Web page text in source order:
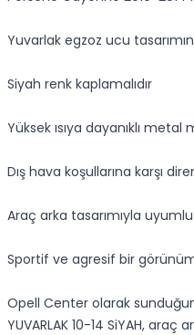
Yuvarlak egzoz ucu
Siyah renk kaplamalıdır
Yüksek ısıya dayanıklı
Dış hava koşullarına karşı
Araç arka tasarımıyla
Sportif ve agresif bir
Opell Center olarak
YUVARLAK 10-14 SiYAH,